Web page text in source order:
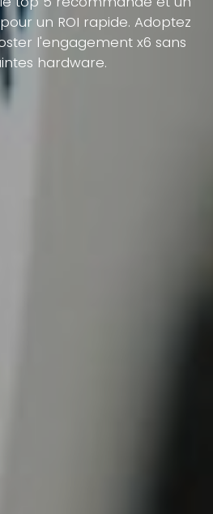
un ROI rapide. Adoptez
l'engagement x6 sans
hardware.